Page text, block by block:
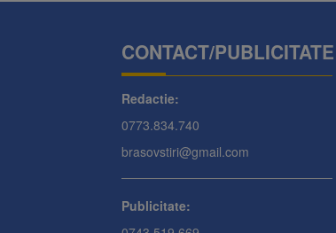
CONTACT/PUBLICITATE
Redactie:
0773.834.740
brasovstiri@gmail.com
Publicitate: